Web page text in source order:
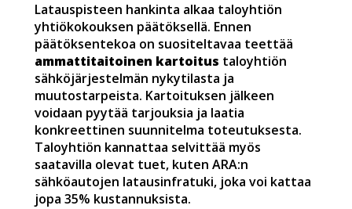
Latauspisteen hankinta alkaa taloyhtiön
yhtiökokouksen päätöksellä. Ennen
päätöksentekoa on suositeltavaa teettää
ammattitaitoinen kartoitus taloyhtiön
sähköjärjestelmän nykytilasta ja
muutostarpeista. Kartoituksen jälkeen
voidaan pyytää tarjouksia ja laatia
konkreettinen suunnitelma toteutuksesta.
Taloyhtiön kannattaa selvittää myös
saatavilla olevat tuet, kuten ARA:n
sähköautojen latausinfratuki, joka voi kattaa
jopa 35% kustannuksista.